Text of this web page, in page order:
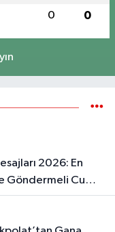
0 0
Göndermeli Cuma